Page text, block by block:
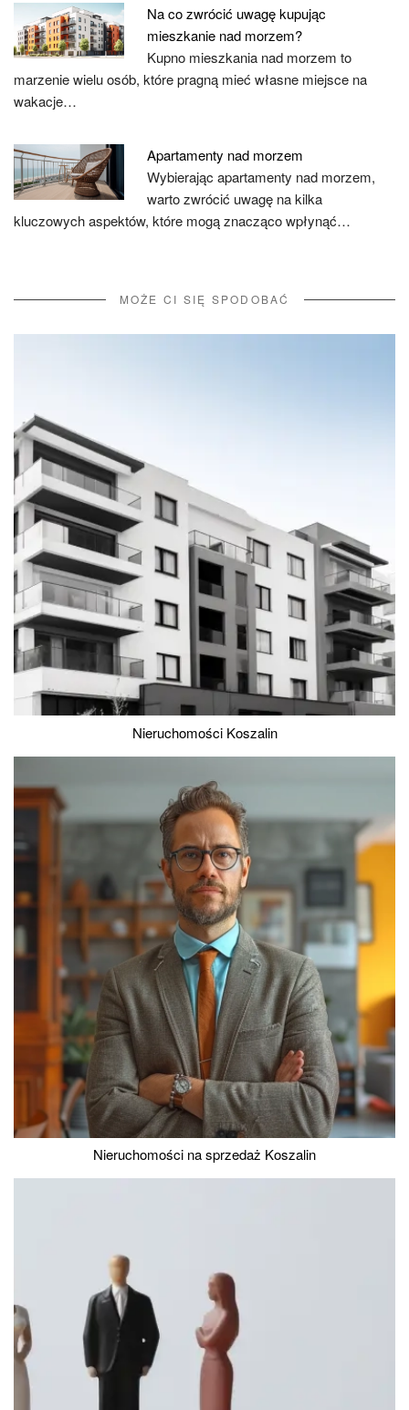
Na co zwrócić uwagę kupując
mieszkanie nad morzem?
Kupno mieszkania nad morzem to
marzenie wielu osób, które pragną mieć własne miejsce na
wakacje…
Apartamenty nad morzem
Wybierając apartamenty nad morzem,
warto zwrócić uwagę na kilka
kluczowych aspektów, które mogą znacząco wpłynąć…
MOŻE CI SIĘ SPODOBAĆ
Nieruchomości Koszalin
Nieruchomości na sprzedaż Koszalin